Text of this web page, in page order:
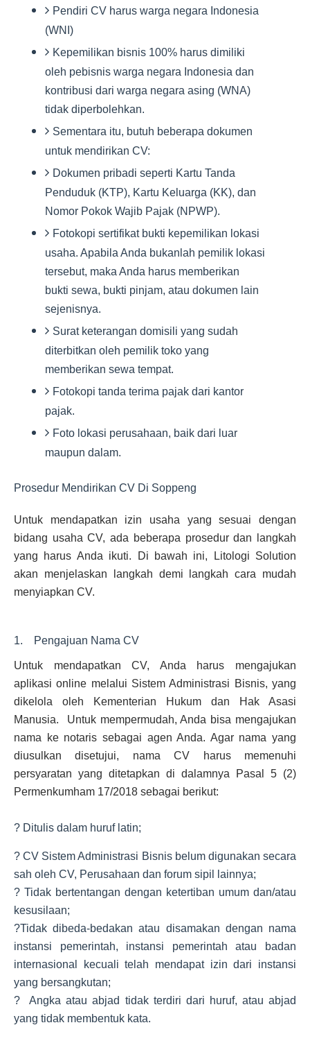
Pendiri CV harus warga negara Indonesia
(WNI)
Kepemilikan bisnis 100% harus dimiliki
oleh pebisnis warga negara Indonesia dan
kontribusi dari warga negara asing (WNA)
tidak diperbolehkan.
Sementara itu, butuh beberapa dokumen
untuk mendirikan CV:
Dokumen pribadi seperti Kartu Tanda
Penduduk (KTP), Kartu Keluarga (KK), dan
Nomor Pokok Wajib Pajak (NPWP).
Fotokopi sertifikat bukti kepemilikan lokasi
usaha. Apabila Anda bukanlah pemilik lokasi
tersebut, maka Anda harus memberikan
bukti sewa, bukti pinjam, atau dokumen lain
sejenisnya.
Surat keterangan domisili yang sudah
diterbitkan oleh pemilik toko yang
memberikan sewa tempat.
Fotokopi tanda terima pajak dari kantor
pajak.
Foto lokasi perusahaan, baik dari luar
maupun dalam.
Prosedur Mendirikan CV Di Soppeng
Untuk mendapatkan izin usaha yang sesuai dengan
bidang usaha CV, ada beberapa prosedur dan langkah
yang harus Anda ikuti. Di bawah ini, Litologi Solution
akan menjelaskan langkah demi langkah cara mudah
menyiapkan CV.
1. Pengajuan Nama CV
Untuk mendapatkan CV, Anda harus mengajukan
aplikasi online melalui Sistem Administrasi Bisnis, yang
dikelola oleh Kementerian Hukum dan Hak Asasi
Manusia. Untuk mempermudah, Anda bisa mengajukan
nama ke notaris sebagai agen Anda. Agar nama yang
diusulkan disetujui, nama CV harus memenuhi
persyaratan yang ditetapkan di dalamnya Pasal 5 (2)
Permenkumham 17/2018 sebagai berikut:
? Ditulis dalam huruf latin;
? CV Sistem Administrasi Bisnis belum digunakan secara
sah oleh CV, Perusahaan dan forum sipil lainnya;
? Tidak bertentangan dengan ketertiban umum dan/atau
kesusilaan;
?Tidak dibeda-bedakan atau disamakan dengan nama
instansi pemerintah, instansi pemerintah atau badan
internasional kecuali telah mendapat izin dari instansi
yang bersangkutan;
? Angka atau abjad tidak terdiri dari huruf, atau abjad
yang tidak membentuk kata.